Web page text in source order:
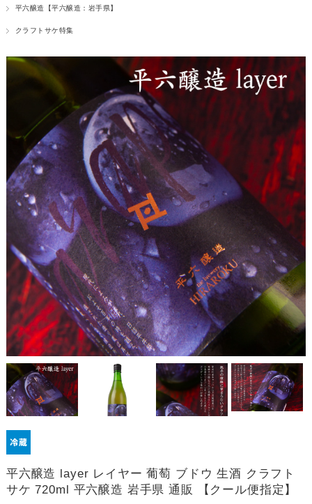
平六醸造【平六醸造：岩手県】
クラフトサケ特集
平六醸造 layer レイヤー 葡萄 ブドウ 生酒 クラフト
サケ 720ml 平六醸造 岩手県 通販 【クール便指定】